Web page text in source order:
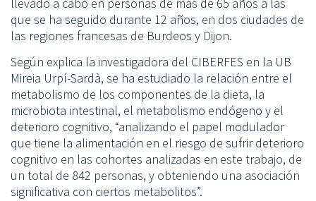
que se ha seguido durante 12 años, en dos ciudades de
las regiones francesas de Burdeos y Dijon.
Según explica la investigadora del CIBERFES en la UB
Mireia Urpí-Sardà, se ha estudiado la relación entre el
metabolismo de los componentes de la dieta, la
microbiota intestinal, el metabolismo endógeno y el
deterioro cognitivo, “analizando el papel modulador
que tiene la alimentación en el riesgo de sufrir deterioro
cognitivo en las cohortes analizadas en este trabajo, de
un total de 842 personas, y obteniendo una asociación
significativa con ciertos metabolitos”.